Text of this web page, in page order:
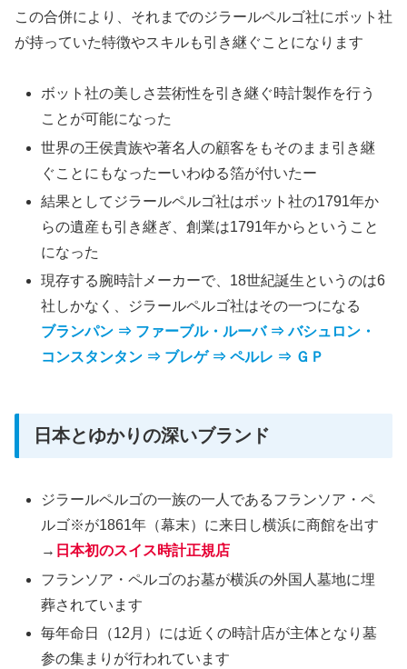
この合併により、それまでのジラールペルゴ社にボット社
が持っていた特徴やスキルも引き継ぐことになります
ボット社の美しさ芸術性を引き継ぐ時計製作を行う
ことが可能になった
世界の王侯貴族や著名人の顧客をもそのまま引き継
ぐことにもなったーいわゆる箔が付いたー
結果としてジラールペルゴ社はボット社の1791年か
らの遺産も引き継ぎ、創業は1791年からということ
になった
現存する腕時計メーカーで、18世紀誕生というのは6
社しかなく、ジラールペルゴ社はその一つになる
ブランパン ⇒ ファーブル・ルーバ ⇒ バシュロン・
コンスタンタン ⇒ ブレゲ ⇒ ペルレ ⇒ ＧＰ
日本とゆかりの深いブランド
ジラールペルゴの一族の一人であるフランソア・ペ
ルゴ※が1861年（幕末）に来日し横浜に商館を出す
→ 日本初のスイス時計正規店
フランソア・ペルゴのお墓が横浜の外国人墓地に埋
葬されています
毎年命日（12月）には近くの時計店が主体となり墓
参の集まりが行われています